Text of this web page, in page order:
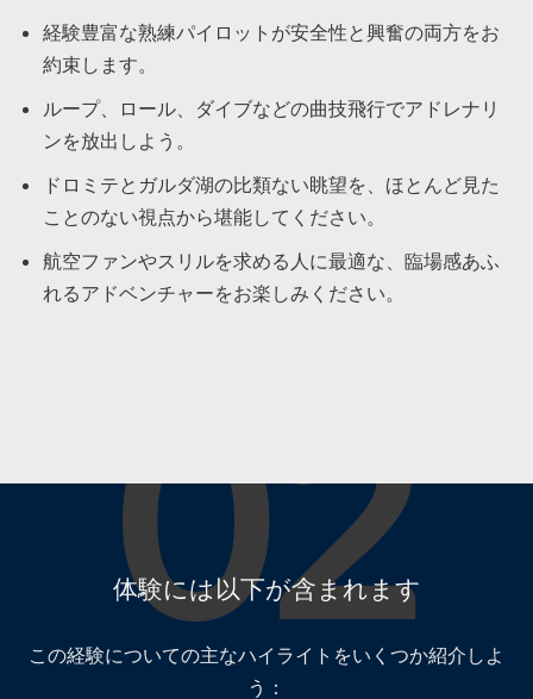
経験豊富な熟練パイロットが安全性と興奮の両方をお
約束します。
ループ、ロール、ダイブなどの曲技飛行でアドレナリ
ンを放出しよう。
ドロミテとガルダ湖の比類ない眺望を、ほとんど見た
ことのない視点から堪能してください。
航空ファンやスリルを求める人に最適な、臨場感あふ
れるアドベンチャーをお楽しみください。
02
体験には以下が含まれます
この経験についての主なハイライトをいくつか紹介しよ
う：